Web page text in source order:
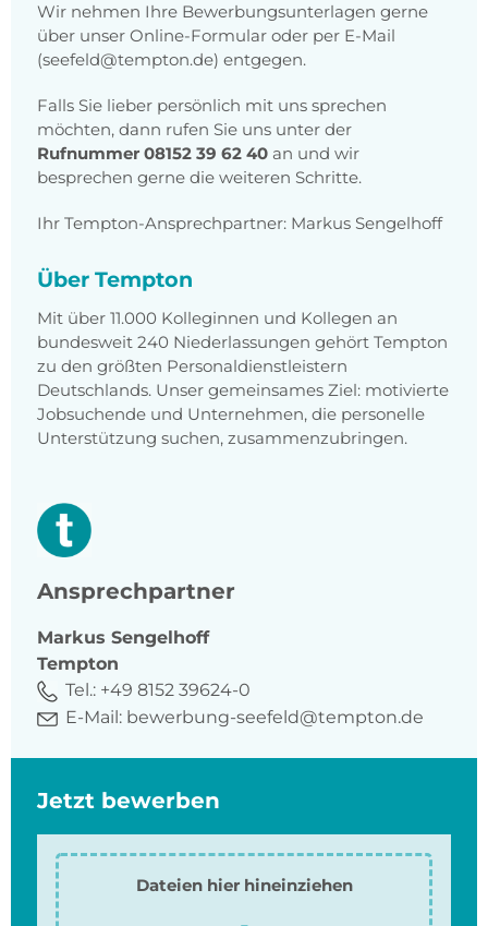
Wir nehmen Ihre Bewerbungsunterlagen gerne
über unser Online-Formular oder per E-Mail
(seefeld@tempton.de) entgegen.
Falls Sie lieber persönlich mit uns sprechen
möchten, dann rufen Sie uns unter der
Rufnummer 08152 39 62 40 an und wir
besprechen gerne die weiteren Schritte.
Ihr Tempton-Ansprechpartner: Markus Sengelhoff
Über Tempton
Mit über 11.000 Kolleginnen und Kollegen an
bundesweit 240 Niederlassungen gehört Tempton
zu den größten Personaldienstleistern
Deutschlands. Unser gemeinsames Ziel: motivierte
Jobsuchende und Unternehmen, die personelle
Unterstützung suchen, zusammenzubringen.
Ansprechpartner
Markus Sengelhoff
Tempton
Tel.: +49 8152 39624-0
E-Mail: bewerbung-seefeld@tempton.de
Jetzt bewerben
Dateien hier hineinziehen